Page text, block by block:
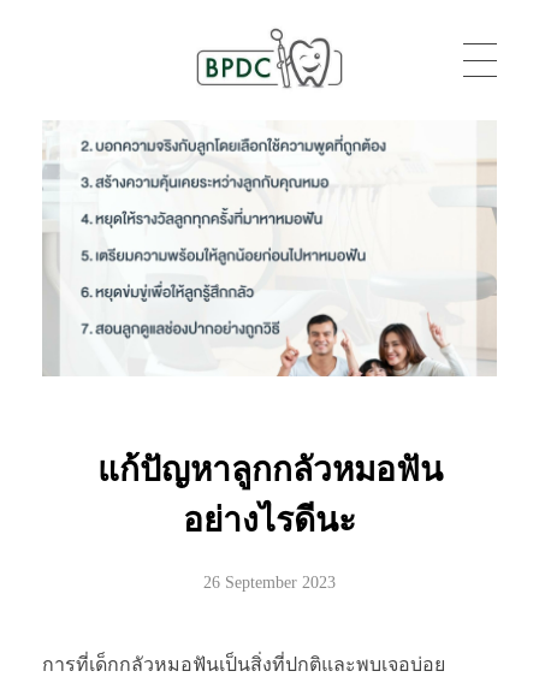
BPDC
แค่เว็บเวิร์ดเพรสเว็บหนึ่ง
แก้ปัญหาลูกกลัวหมอฟัน
อย่างไรดีนะ
26 September 2023
การที่เด็กกลัวหมอฟันเป็นสิ่งที่ปกติและพบเจอบ่อย